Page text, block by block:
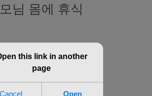
모님 몸에 휴식